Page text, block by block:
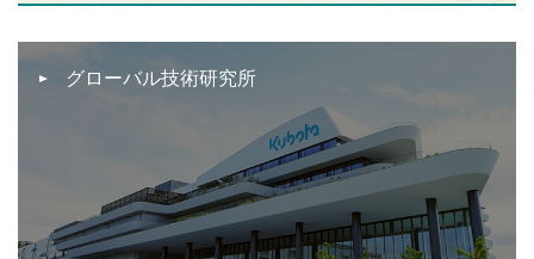
グローバル技術研究所